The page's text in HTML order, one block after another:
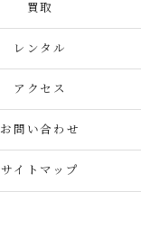
買取
レンタル
アクセス
お問い合わせ
サイトマップ